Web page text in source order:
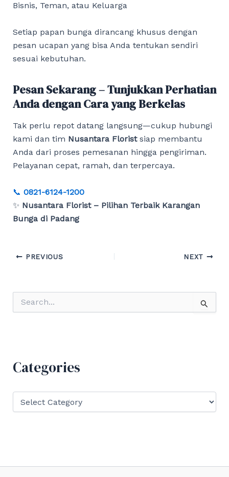
Bisnis, Teman, atau Keluarga
Setiap papan bunga dirancang khusus dengan
pesan ucapan yang bisa Anda tentukan sendiri
sesuai kebutuhan.
Pesan Sekarang – Tunjukkan Perhatian
Anda dengan Cara yang Berkelas
Tak perlu repot datang langsung—cukup hubungi
kami dan tim Nusantara Floristsiap membantu
Anda dari proses pemesanan hingga pengiriman.
Pelayanan cepat, ramah, dan terpercaya.
📞 0821-6124-1200
✨ Nusantara Florist – Pilihan Terbaik Karangan
Bunga di Padang
Post
PREVIOUS NEXT
o
Categories
i